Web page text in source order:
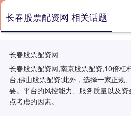
长春股票配资网
长春股票配资网,南京股票配资,10倍杠
台,佛山股票配资:此外，选择一家正规
要。平台的风控能力、服务质量以及
点考虑的因素。
长春股票配资网 相关话题